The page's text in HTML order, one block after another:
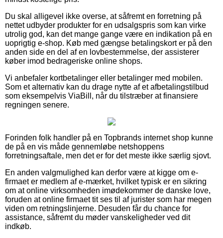
Du skal alligevel ikke overse, at såfremt en forretning på
nettet udbyder produkter for en udsalgspris som kan virke
utrolig god, kan det mange gange være en indikation på en
uoprigtig e-shop. Køb med gængse betalingskort er på den
anden side en del af en lovbestemmelse, der assisterer
køber imod bedrageriske online shops.
Vi anbefaler kortbetalinger eller betalinger med mobilen.
Som et alternativ kan du drage nytte af et afbetalingstilbud
som eksempelvis ViaBill, når du tilstræber at finansiere
regningen senere.
Forinden folk handler på en Topbrands internet shop kunne
de på en vis måde gennemløbe netshoppens
forretningsaftale, men det er for det meste ikke særlig sjovt.
En anden valgmulighed kan derfor være at kigge om e-
firmaet er medlem af e-mærket, hvilket typisk er en sikring
om at online virksomheden imødekommer de danske love,
foruden at online firmaet tit ses til af jurister som har megen
viden om retningslinjerne. Desuden får du chance for
assistance, såfremt du møder vanskeligheder ved dit
indkøb.